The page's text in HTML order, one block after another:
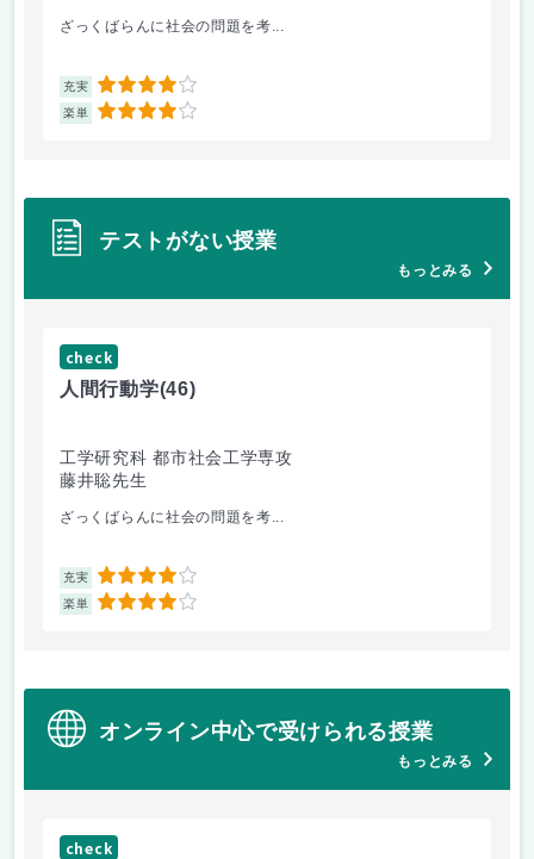
ざっくばらんに社会の問題を考...
充実 4
楽単 4
テストがない授業
もっとみる
check
人間行動学(46)
工学研究科 都市社会工学専攻
藤井聡先生
ざっくばらんに社会の問題を考...
充実 4
楽単 4
オンライン中心で受けられる授業
もっとみる
check